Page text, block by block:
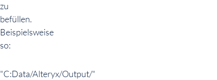
zu
befüllen.
Beispielsweise
so:
"C:Data/Alteryx/Output/"